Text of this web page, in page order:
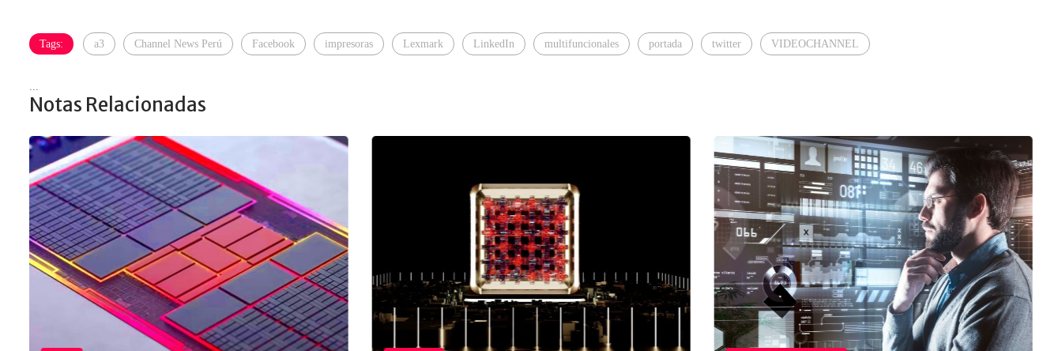
Tags: a3 Channel News Perú Facebook impresoras Lexmark LinkedIn multifuncionales portada twitter VIDEOCHANNEL
Notas Relacionadas